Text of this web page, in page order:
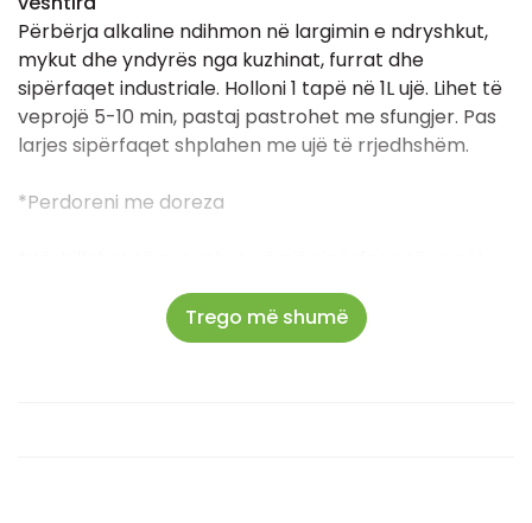
Përbërja alkaline ndihmon në largimin e ndryshkut,
mykut dhe yndyrës nga kuzhinat, furrat dhe
sipërfaqet industriale. Holloni 1 tapë në 1L ujë. Lihet të
veprojë 5-10 min, pastaj pastrohet me sfungjer. Pas
larjes sipërfaqet shplahen me ujë të rrjedhshëm.
*Perdoreni me doreza
dhe më pas te vazhdohet në gjithë sipërfaqen
Trego më shumë